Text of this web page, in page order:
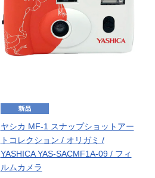
ヤシカ MF-1 スナップショットアー
トコレクション / オリガミ /
YASHICA YAS-SACMF1A-09 / フィ
ルムカメラ